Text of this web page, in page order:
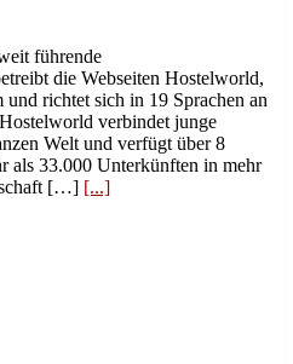
führende
die Webseiten Hostelworld,
richtet sich in 19 Sprachen an
verbindet junge
Welt und verfügt über 8
als 33.000 Unterkünften in mehr
[…] [...]